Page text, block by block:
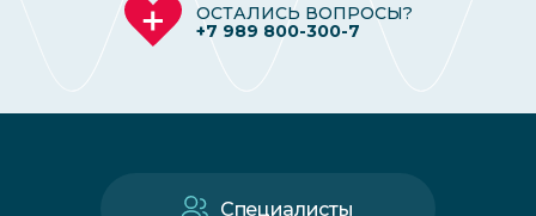
ОСТАЛИСЬ ВОПРОСЫ?
+7 989 800-300-7
Специалисты